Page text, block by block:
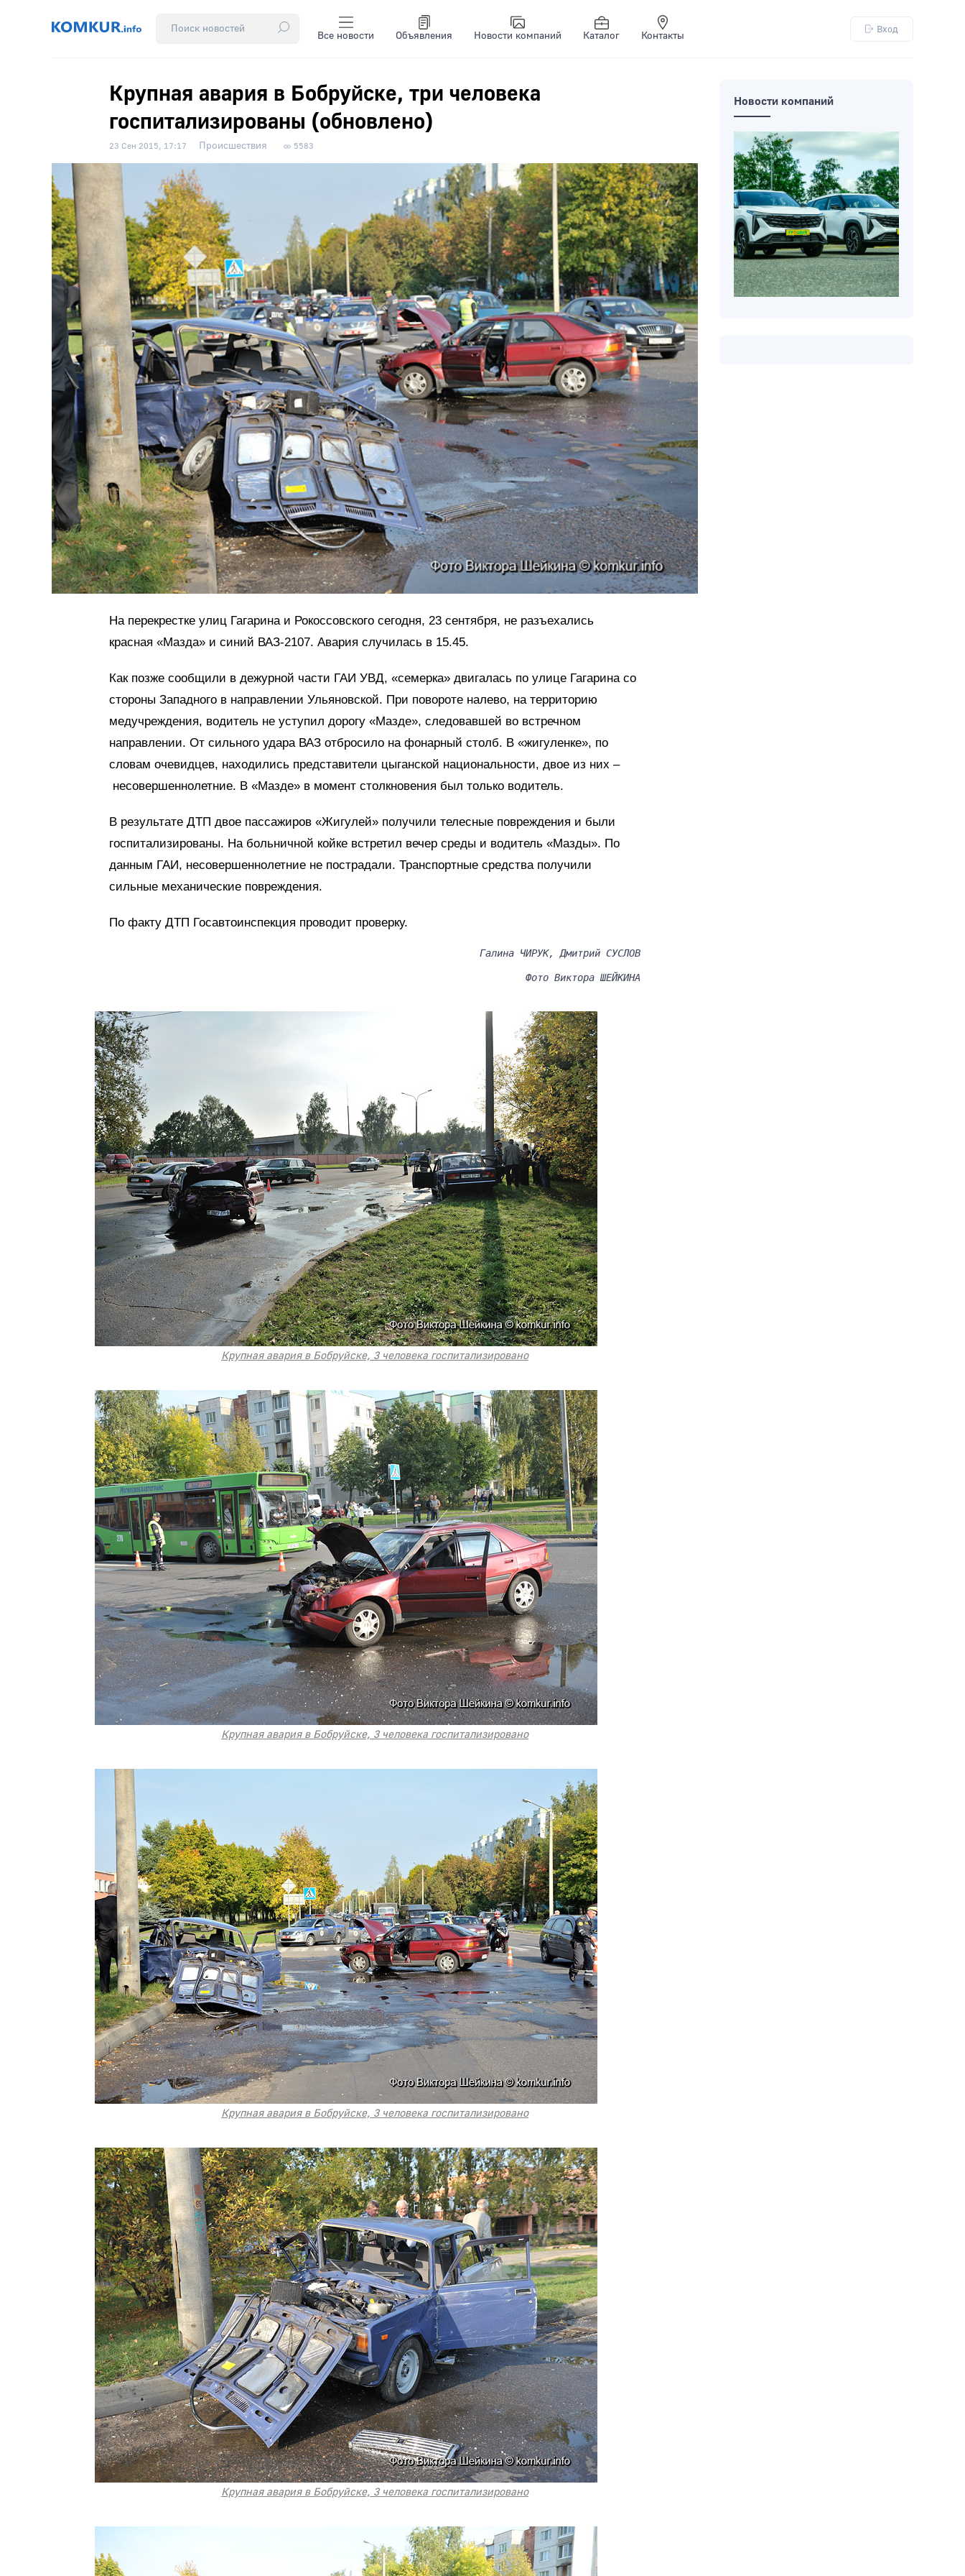
Все новости Объявления Новости компаний Каталог Контакты
Вход
Крупная авария в Бобруйске, три человека
госпитализированы (обновлено)
23 Сен 2015, 17:17 Происшествия 5583
На перекрестке улиц Гагарина и Рокоссовского сегодня, 23 сентября, не разъехались
красная «Мазда» и синий ВАЗ-2107. Авария случилась в 15.45.
Как позже сообщили в дежурной части ГАИ УВД, «семерка» двигалась по улице Гагарина со
стороны Западного в направлении Ульяновской. При повороте налево, на территорию
медучреждения, водитель не уступил дорогу «Мазде», следовавшей во встречном
направлении. От сильного удара ВАЗ отбросило на фонарный столб. В «жигуленке», по
словам очевидцев, находились представители цыганской национальности, двое из них –
несовершеннолетние. В «Мазде» в момент столкновения был только водитель.
В результате ДТП двое пассажиров «Жигулей» получили телесные повреждения и были
госпитализированы. На больничной койке встретил вечер среды и водитель «Мазды». По
данным ГАИ, несовершеннолетние не пострадали. Транспортные средства получили
сильные механические повреждения.
По факту ДТП Госавтоинспекция проводит проверку.
Галина ЧИРУК, Дмитрий СУСЛОВ
Фото Виктора ШЕЙКИНА
Крупная авария в Бобруйске, 3 человека госпитализировано
Крупная авария в Бобруйске, 3 человека госпитализировано
Крупная авария в Бобруйске, 3 человека госпитализировано
Крупная авария в Бобруйске, 3 человека госпитализировано
Новости компаний